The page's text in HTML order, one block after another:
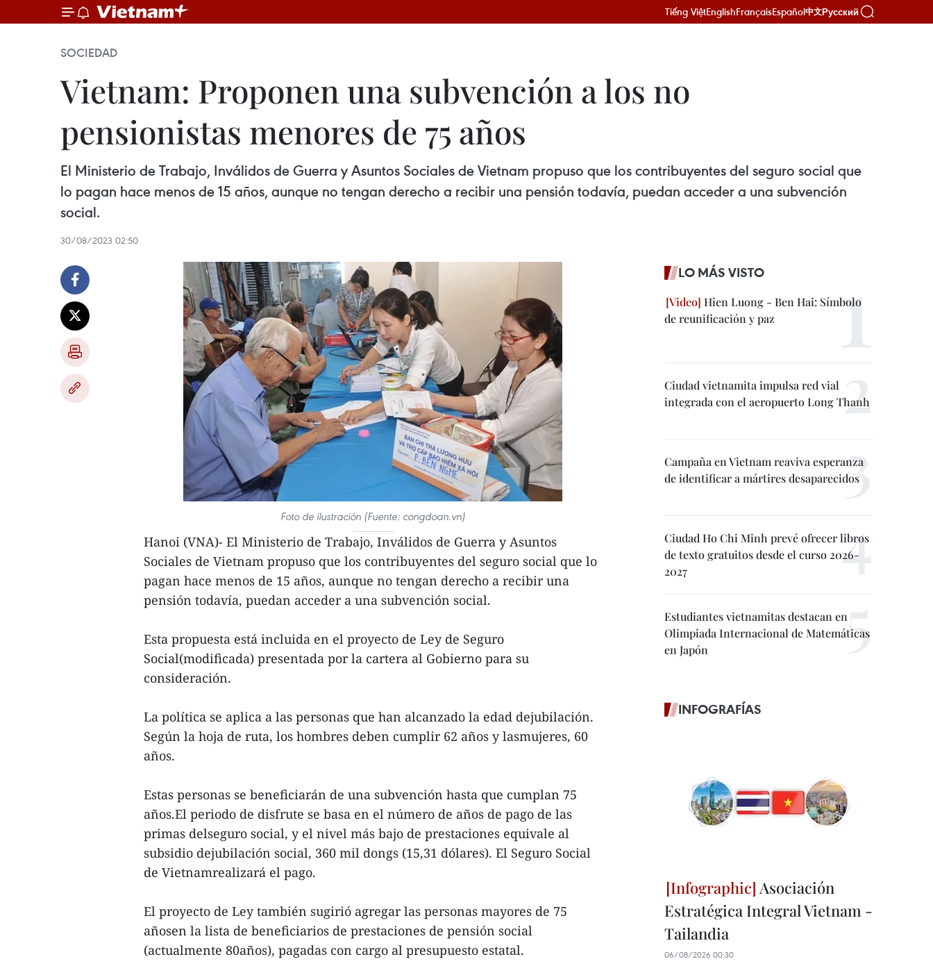
Tiếng ViệtEnglishFrançaisEspañol中文Русский
SOCIEDAD
Vietnam: Proponen una subvención a los no
pensionistas menores de 75 años
El Ministerio de Trabajo, Inválidos de Guerra y Asuntos Sociales de Vietnam propuso que los contribuyentes del seguro social que
lo pagan hace menos de 15 años, aunque no tengan derecho a recibir una pensión todavía, puedan acceder a una subvención
social.
30/08/2023 02:50
Foto de ilustración (Fuente: congdoan.vn)
Hanoi (VNA)- El Ministerio de Trabajo, Inválidos de Guerra y Asuntos
Sociales de Vietnam propuso que los contribuyentes del seguro social que lo
pagan hace menos de 15 años, aunque no tengan derecho a recibir una
pensión todavía, puedan acceder a una subvención social.
Esta propuesta está incluida en el proyecto de Ley de Seguro
Social(modificada) presentada por la cartera al Gobierno para su
consideración.
La política se aplica a las personas que han alcanzado la edad dejubilación.
Según la hoja de ruta, los hombres deben cumplir 62 años y lasmujeres, 60
años.
Estas personas se beneficiarán de una subvención hasta que cumplan 75
años.El periodo de disfrute se basa en el número de años de pago de las
primas delseguro social, y el nivel más bajo de prestaciones equivale al
subsidio dejubilación social, 360 mil dongs (15,31 dólares). El Seguro Social
de Vietnamrealizará el pago.
El proyecto de Ley también sugirió agregar las personas mayores de 75
añosen la lista de beneficiarios de prestaciones de pensión social
(actualmente 80años), pagadas con cargo al presupuesto estatal.
LO MÁS VISTO
Hien Luong - Ben Hai: Símbolo
de reunificación y paz
Ciudad vietnamita impulsa red vial
integrada con el aeropuerto Long Thanh
Campaña en Vietnam reaviva esperanza
de identificar a mártires desaparecidos
Ciudad Ho Chi Minh prevé ofrecer libros
de texto gratuitos desde el curso 2026-
2027
Estudiantes vietnamitas destacan en
Olimpiada Internacional de Matemáticas
en Japón
INFOGRAFÍAS
Asociación
Estratégica Integral Vietnam -
Tailandia
06/08/2026 00:30